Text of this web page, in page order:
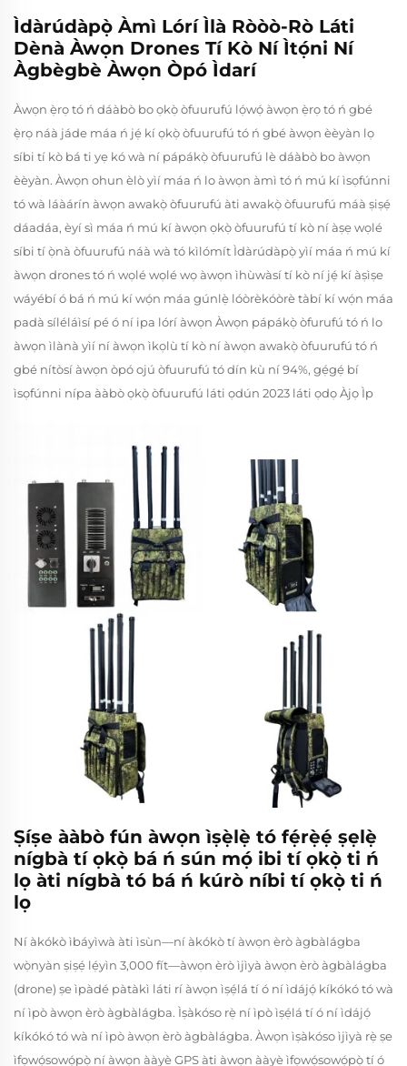
Ìdàrúdàpọ̀ Àmì Lórí Ìlà Ròòò-Rò Láti
Dènà Àwọn Drones Tí Kò Ní Ìtọ́ni Ní
Àgbègbè Àwọn Òpó Ìdarí
Àwọn ẹ̀rọ tó ń dáàbò bo ọkọ̀ òfuurufú lọ́wọ́ àwọn ẹ̀rọ tó ń gbé
ẹ̀rọ náà jáde máa ń jẹ́ kí ọkọ̀ òfuurufú tó ń gbé àwọn èèyàn lọ
síbi tí kò bá ti yẹ kó wà ní pápákọ̀ òfuurufú lè dáàbò bo àwọn
èèyàn. Àwọn ohun èlò yìí máa ń lo àwọn àmì tó ń mú kí ìsọfúnni
tó wà láàárín àwọn awakọ̀ òfuurufú àti awakọ̀ òfuurufú máà ṣiṣẹ́
dáadáa, èyí sì máa ń mú kí àwọn ọkọ̀ òfuurufú tí kò ní àṣẹ wọlé
síbi tí ọ̀nà òfuurufú náà wà tó kìlómít Ìdàrúdàpọ̀ yìí máa ń mú kí
àwọn drones tó ń wọlé wọlé wọ àwọn ìhùwàsí tí kò ní jẹ́ kí àṣìṣe
wáyébí ó bá ń mú kí wọ́n máa gúnlẹ̀ lóòrèkóòrè tàbí kí wọ́n máa
padà síléláìsí pé ó ní ipa lórí àwọn Àwọn pápákọ̀ òfurufú tó ń lo
àwọn ìlànà yìí ní àwọn ìkọlù tí kò ní àwọn awakọ̀ òfuurufú tó ń
gbé nítòsí àwọn òpó ojú òfuurufú tó dín kù ní 94%, gẹ́gẹ́ bí
ìsọfúnni nípa ààbò ọkọ̀ òfuurufú láti ọdún 2023 láti ọdọ Àjọ Ìp
Ṣíṣe ààbò fún àwọn ìṣẹ̀lẹ̀ tó fẹ́rẹ̀ẹ́ ṣẹlẹ̀
nígbà tí ọkọ̀ bá ń sún mọ́ ibi tí ọkọ̀ ti ń
lọ àti nígbà tó bá ń kúrò níbi tí ọkọ̀ ti ń
lọ
Ní àkókò ìbáyìwà àti ìsùn—ní àkókò tí àwọn èrò àgbàlágba
wọ̀nyàn ṣiṣẹ́ lẹ́yìn 3,000 fít—àwọn èrò ìjìyà àwọn èrò àgbàlágba
(drone) ṣe ìpàdé pàtàkì láti rí àwọn ìṣẹ́lá tí ó ní ìdájọ́ kíkókó tó wà
ní ìpò àwọn èrò àgbàlágba. Ìṣàkóso rẹ̀ ní ìpò ìṣẹ́lá tí ó ní ìdájọ́
kíkókó tó wà ní ìpò àwọn èrò àgbàlágba. Àwọn ìṣàkóso ìjìyà rẹ̀ ṣe
ìfọwọ́sowọ́pọ̀ ní àwọn ààyè GPS àti àwọn ààyè ìfọwọ́sowọ́pọ̀ tí ó